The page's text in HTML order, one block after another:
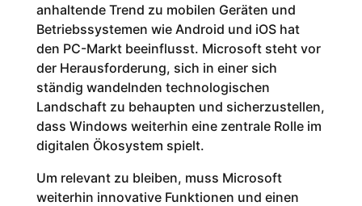
anhaltende Trend zu mobilen Geräten und
Betriebssystemen wie Android und iOS hat
den PC-Markt beeinflusst. Microsoft steht vor
der Herausforderung, sich in einer sich
ständig wandelnden technologischen
Landschaft zu behaupten und sicherzustellen,
dass Windows weiterhin eine zentrale Rolle im
digitalen Ökosystem spielt.
Um relevant zu bleiben, muss Microsoft
weiterhin innovative Funktionen und einen